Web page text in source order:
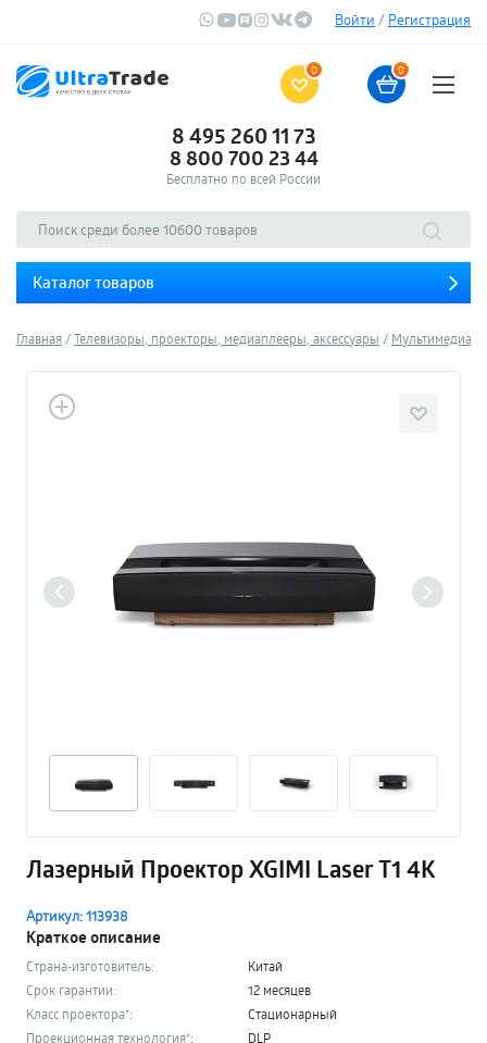
Войти / Регистрация
0 0
8 495 260 11 73
8 800 700 23 44
Бесплатно по всей России
Каталог товаров
Главная Телевизоры, проекторы, медиаплееры, аксессуары Мультимедиа-
Лазерный Проектор XGIMI Laser T1 4K
Артикул: 113938
Краткое описание
Страна-изготовитель:
Китай
Срок гарантии:
12 месяцев
Класс проектора*:
Стационарный
Проекционная технология*:
DLP